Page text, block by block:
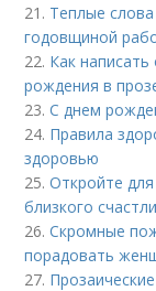
21. Теплые слова
годовщиной
22. Как
рождения в
23.С днем
24. Правила
здоровью
25.Откройте
близкого
26.Скромные
порадовать
27.